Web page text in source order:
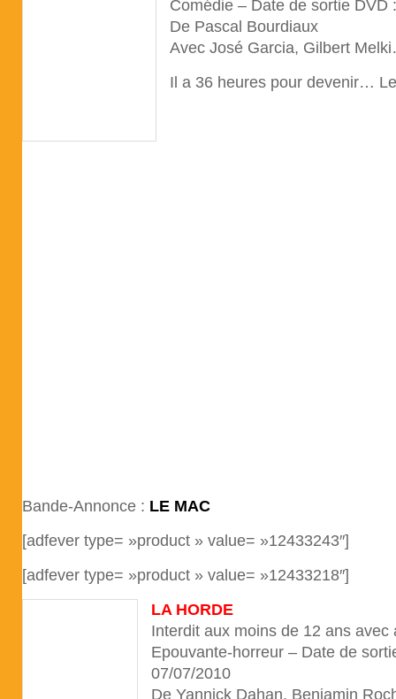
Comédie – Date de sortie DVD
De Pascal Bourdiaux
Avec José Garcia, Gilbert
Il a 36 heures pour devenir…
Bande-Annonce : LE MAC
[adfever type= »product » value= »12433243″]
[adfever type= »product » value= »12433218″]
LA HORDE
Interdit aux moins de 12 ans avec
Epouvante-horreur – Date de
07/07/2010
De Yannick Dahan, Benjamin